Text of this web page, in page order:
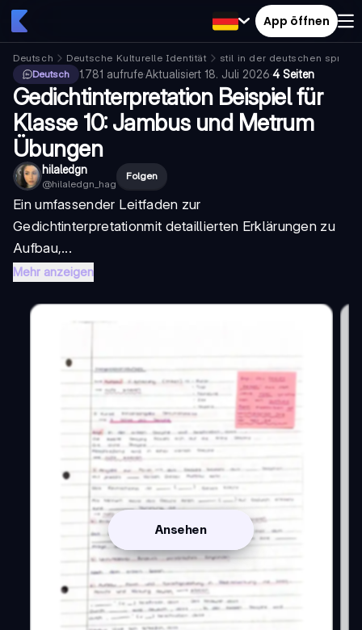
App öffnen
Deutsch Deutsche Kulturelle Identität
stil in der deutschen
Deutsch
1.781 aufrufe·Aktualisiert 18. Juli 2026·4 Seiten
Gedichtinterpretation Beispiel für
Klasse 10: Jambus und Metrum
Übungen
hilaledgn
@hilaledgn_hag
Folgen
Ein umfassender Leitfaden zur
Gedichtinterpretationmit detaillierten Erklärungen zu
Aufbau,...
Mehr anzeigen
Ansehen